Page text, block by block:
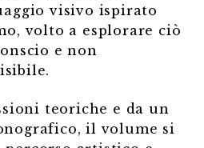
visivo ispirato
volto a esplorare ciò
e non
teoriche e da un
il volume si